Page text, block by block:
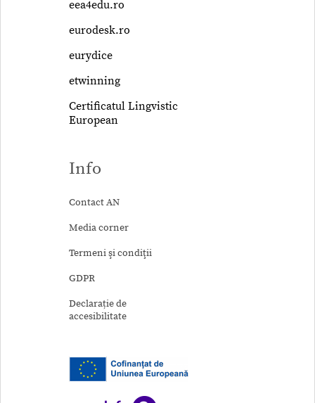
eea4edu.ro
eurodesk.ro
eurydice
etwinning
Certificatul Lingvistic
European
Info
Contact AN
Media corner
Termeni şi condiţii
GDPR
Declarație de
accesibilitate